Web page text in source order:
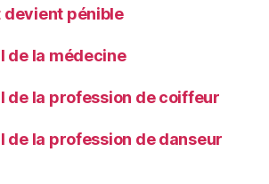
devient pénible
de la médecine
de la profession de coiffeur
de la profession de danseur